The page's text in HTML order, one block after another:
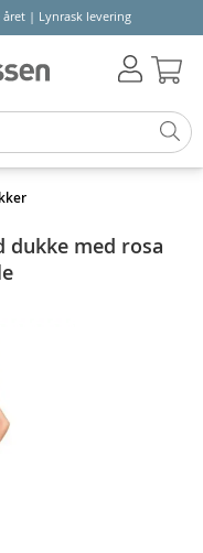
| Lynrask levering
dukke med rosa